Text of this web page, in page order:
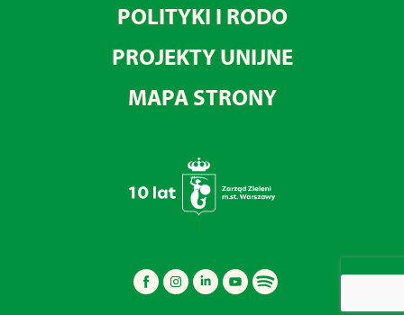
POLITYKI I RODO
PROJEKTY UNIJNE
MAPA STRONY